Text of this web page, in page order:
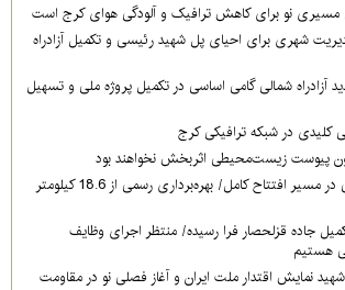
مسیری نو برای کاهش ترافیک و آلودگی هوای کرج است
شهری برای احیای پل شهید رئیسی و تکمیل آزادراه
شمالی گامی اساسی در تکمیل پروژه ملی و تسهیل
در شبکه ترافیکی کرج
پیوست زیست‌محیطی اثربخش نخواهند بود
بزرگراه شهید سلیمانی در مسیر افتتاح کامل/ بهره‌برداری رسمی از 18.6 کیلومتر
جاده قزلحصار فرا رسیده/ منتظر اجرای وظایف
هستیم
نمایش اقتدار ملت ایران و آغاز فصلی نو در مقاومت